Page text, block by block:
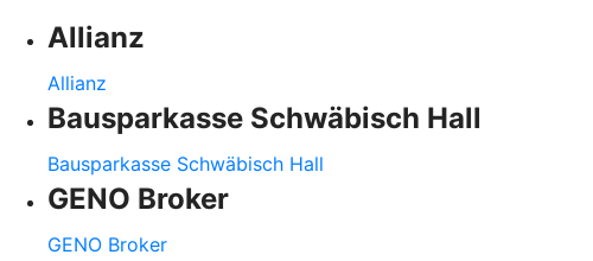
Allianz
Allianz
Bausparkasse Schwäbisch Hall
Bausparkasse Schwäbisch Hall
GENO Broker
GENO Broker